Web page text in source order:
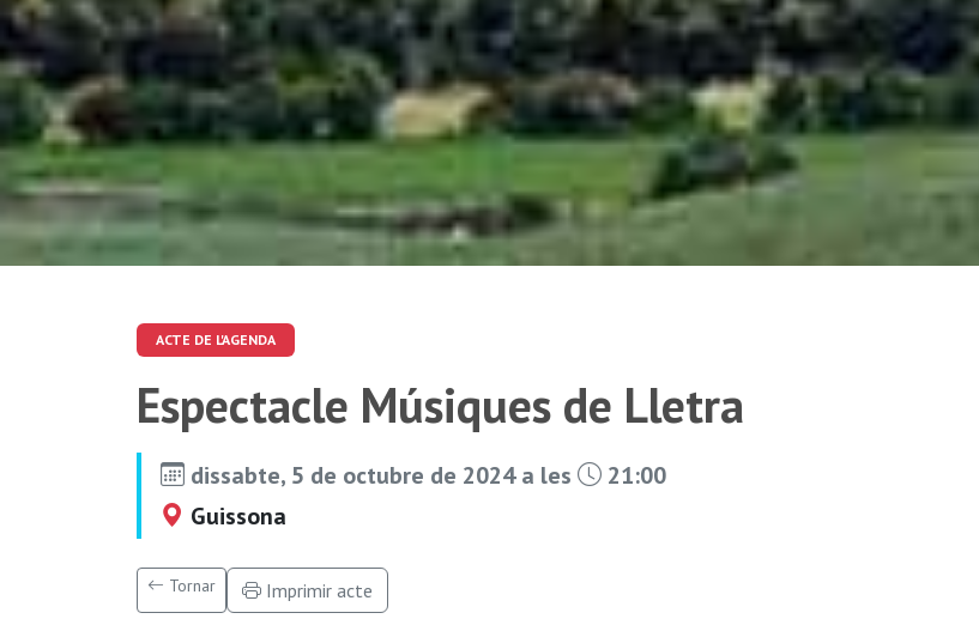
ACTE DE L'AGENDA
Espectacle Músiques de Lletra
dissabte, 5 de octubre de 2024 a les
21:00
Guissona
Tornar Imprimir acte